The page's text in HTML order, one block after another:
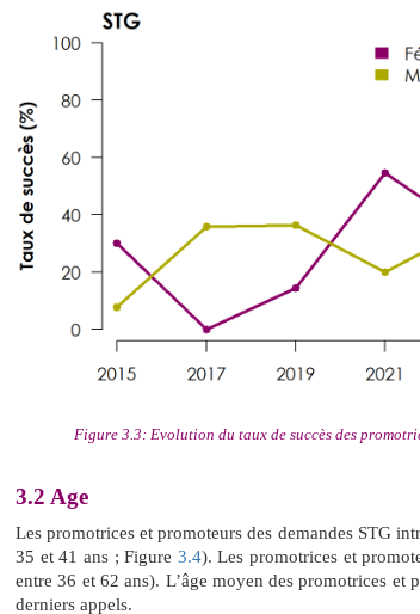
Figure 3.3: Evolution du taux de succès des
3.2 Age
Les promotrices et promoteurs des demandes STG
35 et 41 ans ; Figure 3.4). Les promotrices et
entre 36 et 62 ans). L’âge moyen des promotrices et
derniers appels.